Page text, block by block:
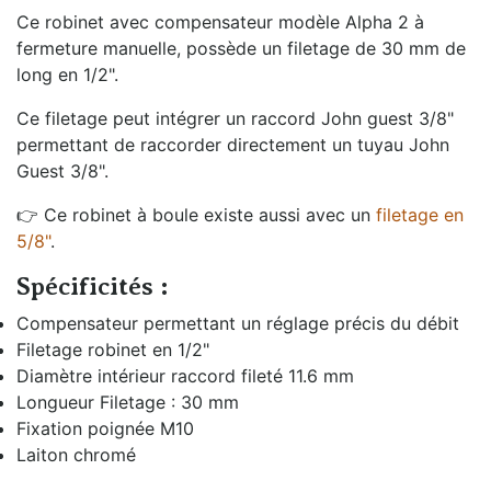
Ce robinet avec compensateur modèle Alpha 2 à
fermeture manuelle, possède un filetage de 30 mm de
long en 1/2".
Ce filetage peut intégrer un raccord John guest 3/8"
permettant de raccorder directement un tuyau John
Guest 3/8".
👉 Ce robinet à boule existe aussi avec un filetage en
5/8".
Spécificités :
Compensateur permettant un réglage précis du débit
Filetage robinet en 1/2"
Diamètre intérieur raccord fileté 11.6 mm
Longueur Filetage : 30 mm
Fixation poignée M10
Laiton chromé